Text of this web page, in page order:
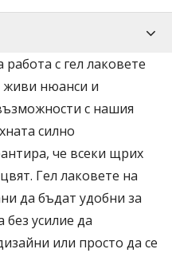
с гел лаковете
живи нюанси и
с нашия
силно
че всеки щрих
Гел лаковете на
да бъдат удобни за
без усилие да
или просто да се